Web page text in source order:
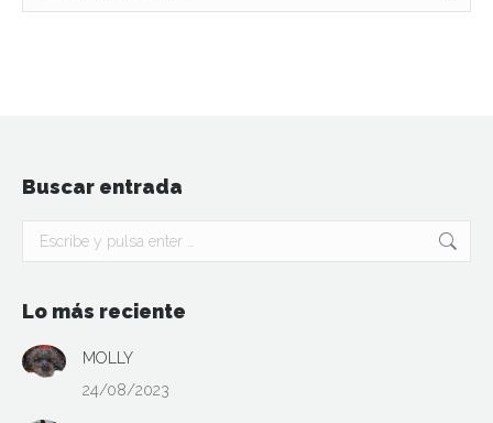
Buscar entrada
Buscar:
Lo más reciente
MOLLY
24/08/2023